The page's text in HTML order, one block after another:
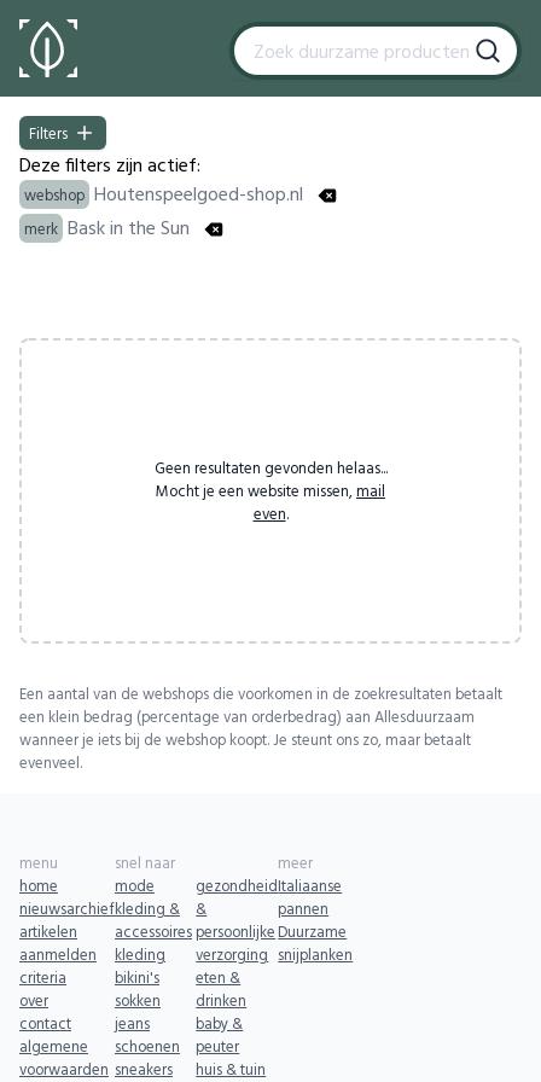
Filters
Filters
Deze filters zijn actief:
webshop Houtenspeelgoed-shop.nl
merk Bask in the Sun
Geen resultaten gevonden helaas...
Mocht je een website missen, mail
even.
Een aantal van de webshops die voorkomen in de zoekresultaten betaalt
een klein bedrag (percentage van orderbedrag) aan Allesduurzaam
wanneer je iets bij de webshop koopt. Je steunt ons zo, maar betaalt
evenveel.
menu
home
nieuwsarchief
artikelen
aanmelden
criteria
over
contact
algemene
voorwaarden
snel naar
mode
kleding &
accessoires
kleding
bikini's
sokken
jeans
schoenen
sneakers
gezondheid
&
persoonlijke
verzorging
eten &
drinken
baby &
peuter
huis & tuin
meer
Italiaanse
pannen
Duurzame
snijplanken